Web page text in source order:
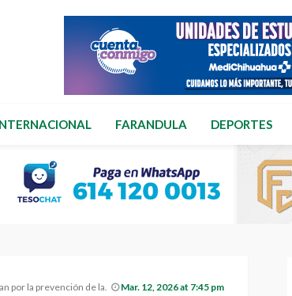
FARANDULA DEPORTES
de las adicciones en Chihuahua. Mar. 12, 2026 at 7:45 pm